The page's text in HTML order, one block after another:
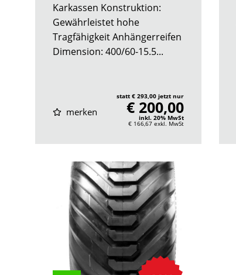
Karkassen Konstruktion:
Gewährleistet hohe
Tragfähigkeit Anhängerreifen
Dimension: 400/60-15.5...
merken
statt € 293,00 jetzt nur
€ 200,00
inkl. 20% MwSt
€ 166,67 exkl. MwSt